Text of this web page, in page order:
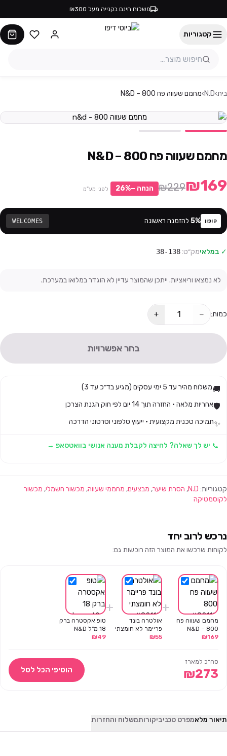
משלוח חינם בקנייה מעל ₪300
קטגוריות
בית›
N.D
›מחמם שעווה פח 800 – N&D
מחמם שעווה פח 800 – N&D
₪169
₪229 הנחה − 26% לפני מע"מ
קופון 5% להזמנה ראשונה WELCOMES
✓ במלאימק״ט:38-138
לא נמצאו וריאציות. ייתכן שהמוצר עדיין לא הוגדר במלואו במערכת.
כמות: −
+
בחר אפשרויות
🚚משלוח מהיר עד 5 ימי עסקים (מגיע בד״כ עד 3)
🛡️אחריות מלאה · החזרה תוך 14 יום לפי חוק הגנת הצרכן
✨תמיכה טכנית מקצועית · ייעוץ טלפוני וסרטוני הדרכה
יש לך שאלה? לחיצה לקבלת מענה אנושי בוואטסאפ →
קטגוריות: N.D
, הסרת שיער, מבצעים, מחממי שעווה, מכשור חשמלי, מכשור
לקוסמטיקה
נרכש לרוב יחד
לקוחות שרכשו את המוצר הזה רוכשות גם:
מחמם שעווה פח
800 – N&D
₪169
+
אולטרה בונד
פריימר לא חומצתי
– מבית N&D
₪55
+
טופ אקסטרה ברק
18 מ"ל N&D
₪49
סה״כ למארז
₪273 הוסיפי הכל לסל
תיאור מלאמפרט טכניביקורותמשלוח והחזרות